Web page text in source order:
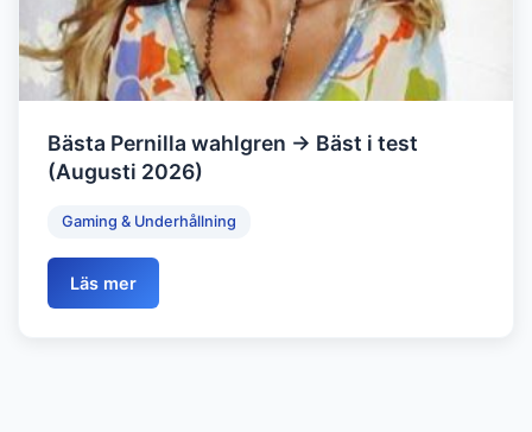
Bästa Pernilla wahlgren → Bäst i test
(Augusti 2026)
Gaming & Underhållning
Läs mer